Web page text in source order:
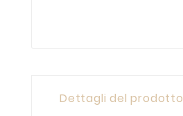
Dettagli del prodotto